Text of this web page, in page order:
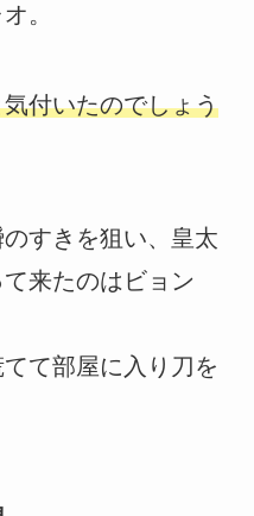
。
付いたのでしょう
すきを狙い、皇太
来たのはビョン
て部屋に入り刀を